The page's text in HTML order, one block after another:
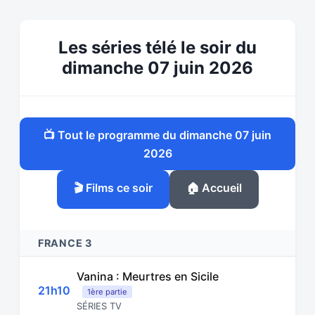
Les séries télé le soir du
dimanche 07 juin 2026
📺 Tout le programme du dimanche 07 juin
2026
🎬 Films ce soir 🏠 Accueil
FRANCE 3
21h10
Vanina : Meurtres en Sicile
1ère partie
SÉRIES TV